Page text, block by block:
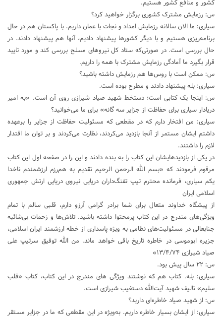
کشور و منافع کشور هستیم.
س: رزمایش مشترک کشوری برگزار خواهید کرد؟
سیاری: ما الان سالانه رزمایش امداد و نجات با عمان داریم. با پاکستان هم در حال
برنامه‌ریزی هستیم و با دیگر کشورها پیشنهاد دادیم، آنها هم پیشنهاد دادند. در
حال بررسی است. در صورتی‌که ستاد کل نیروهای مسلح بررسی کند و مورد تایید
قرار بگیرد ما آمادگی رزمایش مشترک با همه را داریم.
س: ممکن است با روس‌ها هم رزمایش داشته باشید؟
سیاری: بله پیشنهاد دادند و مطرح بوده است.
س: اینجا یک کتابی است؛ دستخط شهید صیاد شیرازی روی آن است. «به امیر
دریادار سیاری برای حفاظت از جزایر سه گانه» برای ما می‌خوانید؟
سیاری: من افتخار دارم که در مقطعی که مسئولیت حفاظت از جزایر را برعهده
داشتم ایشان مستمر از آنجا بازدید می‌کردند، نظارت می‌کردند و بر توان ما اقتدار
لازم را داشتند.
در یکی از بازدیدهایشان این کتاب را به بنده دادند و این را در صفحه اول این کتاب
مرقوم فرمودند که «بسم الله الرحمن الرحیم تقدیم به هم‌رزم ارزشمندم ناخدا
یکم سیاری، فرمانده محترم تیپ تفنگ‌داران دریایی نیروی دریایی ارتش جمهوری
اسلامی ایران
از پیشگاه خداوند متعال برای شما برادر گرامی آرزو دارم، قلبی سالم با تمام
ویژگی‌های مندرج در این کتاب پرمحتوا داشته باشید. تلاش‌ها و زحمات بی‌شائبه
جنابعالی در مسئولیت‌های نظامی به ویژه پاسداری از خطه ارزشمند ایران اسلامی،
جزیره ابوموسی در خاطره تاریخ باقی خواهد ماند. من الله توفیق سرتیپ علی
صیاد شیرازی ۱۳/۴/۷۴»
س: ۲۲ سال پیش بود.
سیاری: بله. کتاب هم که نوشتند ویژگی های مندرج در این کتاب، کتاب «قلب
سلیم» تالیف شهید آیت‌الله دستغیب شیرازی است.
س: از شهید صیاد خاطره‌ای دارید؟
سیاری: از ایشان بسیار خاطره داریم. به‌ویژه در این مقطعی که ما در جزایر مستقر